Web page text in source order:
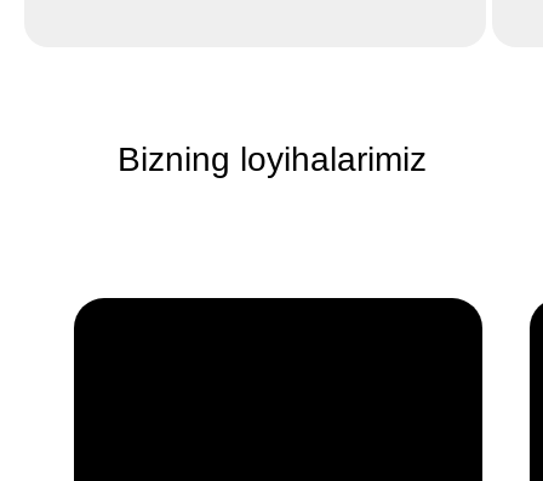
Телеграм
Bizning loyihalarimiz